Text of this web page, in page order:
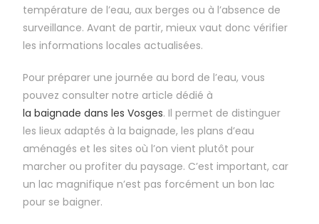
température de l’eau, aux berges ou à l’absence de
surveillance. Avant de partir, mieux vaut donc vérifier
les informations locales actualisées.
Pour préparer une journée au bord de l’eau, vous
pouvez consulter notre article dédié à
la baignade dans les Vosges. Il permet de distinguer
les lieux adaptés à la baignade, les plans d’eau
aménagés et les sites où l’on vient plutôt pour
marcher ou profiter du paysage. C’est important, car
un lac magnifique n’est pas forcément un bon lac
pour se baigner.